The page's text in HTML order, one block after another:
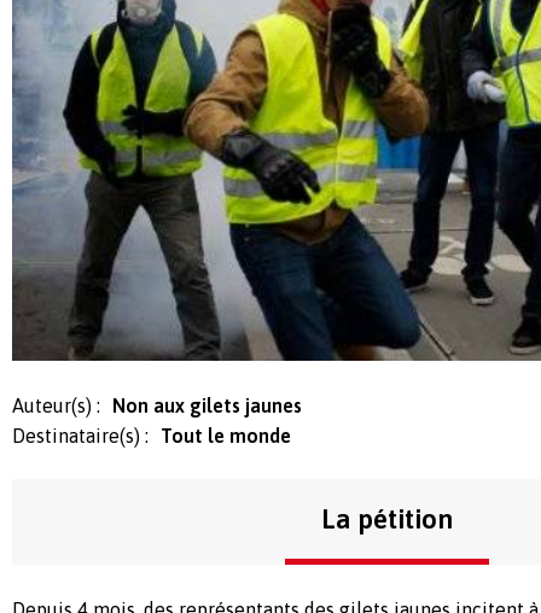
Auteur(s) :
Non aux gilets jaunes
Destinataire(s) :
Tout le monde
La pétition